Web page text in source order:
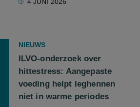
NIEUWS
ILVO-onderzoek over
hittestress: Aangepaste
voeding helpt leghennen
niet in warme periodes